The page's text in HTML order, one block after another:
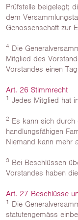
Prüfstelle beigelegt;
dem
Genossenschaft zur
4 Die
Mitglied des
Vorstandes einen
Art. 26 Stimmrecht
1 Jedes Mitglied hat
2 Es kann sich durch
handlungsfähigen
Niemand kann mehr
3 Bei Beschlüssen
Vorstandes haben
Art. 27 Beschlüsse
1 Die
statutengemäss